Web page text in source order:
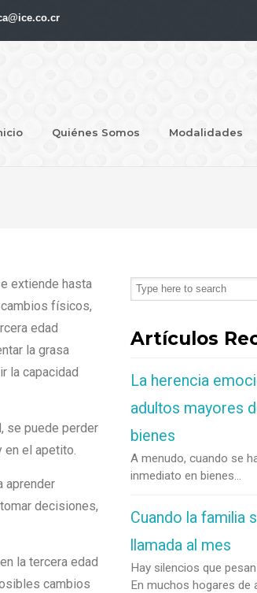
Quiénes Somos Modalidades
extiende hasta
físicos,
edad
la grasa
la capacidad
se puede perder
en el apetito.
aprender
decisiones,
la tercera edad
cambios
Artículos
La herencia
adultos mayores
bienes
A menudo, cuando se
inmediato en bienes...
Cuando la familia
llamada al mes
Hay silencios que
En muchos hogares de